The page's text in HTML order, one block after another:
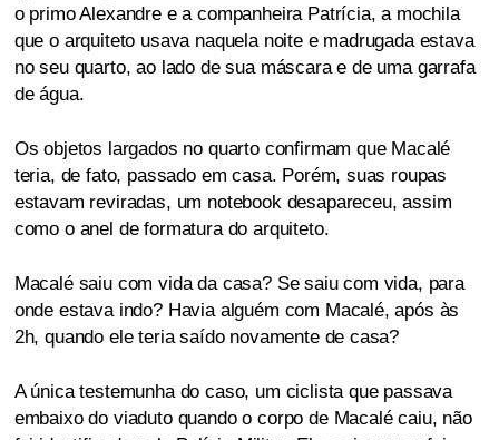
o primo Alexandre e a companheira Patrícia, a mochila
que o arquiteto usava naquela noite e madrugada estava
no seu quarto, ao lado de sua máscara e de uma garrafa
de água.
Os objetos largados no quarto confirmam que Macalé
teria, de fato, passado em casa. Porém, suas roupas
estavam reviradas, um notebook desapareceu, assim
como o anel de formatura do arquiteto.
Macalé saiu com vida da casa? Se saiu com vida, para
onde estava indo? Havia alguém com Macalé, após às
2h, quando ele teria saído novamente de casa?
A única testemunha do caso, um ciclista que passava
embaixo do viaduto quando o corpo de Macalé caiu, não